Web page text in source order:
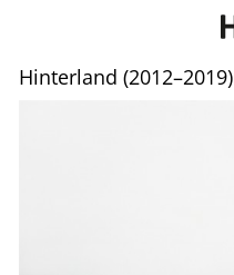
Hinterland (2012–2019)